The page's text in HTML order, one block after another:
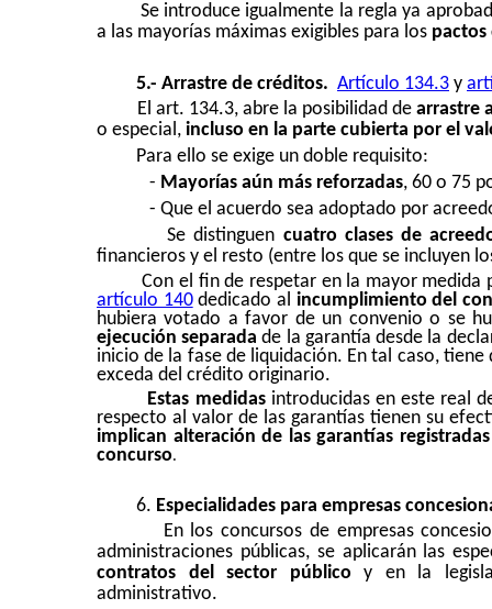
Se introduce igualmente la regla ya
a las mayorías máximas exigibles para los pactos
5.- Arrastre de créditos. Artículo 134.3 y
El art. 134.3, abre la posibilidad dearrastre
o especial, incluso en la parte cubierta por el
Para ello se exige un doble requisito:
- Mayorías aún más reforzadas, 60 o 75
- Que el acuerdo sea adoptado por
Se distinguen cuatro clases de
financieros y el resto (entre los que se incluyen
Con el fin de respetar en la mayor medida
artículo 140dedicado al incumplimiento del
hubiera votado a favor de un convenio o se
ejecución separada de la garantía desde la
inicio de la fase de liquidación. En tal caso,
exceda del crédito originario.
Estas medidasintroducidas en este real
respecto al valor de las garantías tienen su
implican alteración de las garantías
concurso.
6. Especialidades para empresas
En los concursos de empresas
administraciones públicas, se aplicarán las
contratos del sector públicoy en la
administrativo.